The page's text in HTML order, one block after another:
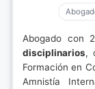
Abogado con
disciplinarios,
Formación en
Amnistía